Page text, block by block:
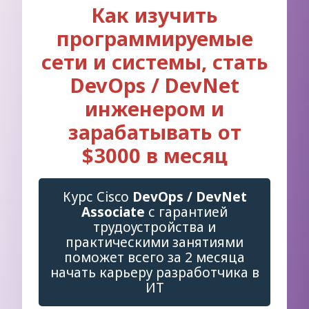
Как изучить
программируемые
сети и системы, стать
DevOps / DevNet
инженером и
зарабатывать от
$3000 в месяц
Курс Cisco DevOps / DevNet
Associate с гарантией
трудоустройства и
практическими занятиями
поможет всего за 2 месяца
начать карьеру разработчика в
ИТ